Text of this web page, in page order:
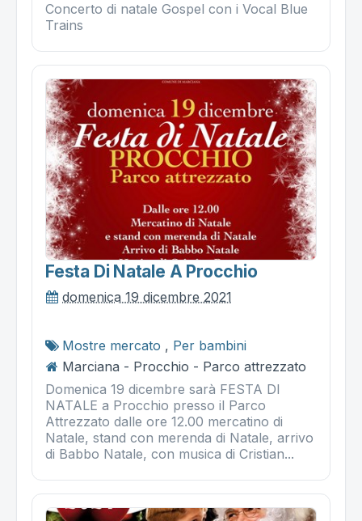
Concerto di natale Gospel con i Vocal Blue
Trains
Festa Di Natale A Procchio
domenica 19 dicembre 2021
Mostre mercato , Per bambini
Marciana - Procchio - Parco attrezzato
Domenica 19 dicembre sarà FESTA DI
NATALE a Procchio presso il Parco
Attrezzato dalle ore 12.00 mercatino di
Natale, stand con merenda di Natale, arrivo
di Babbo Natale, con musica di Cristian...